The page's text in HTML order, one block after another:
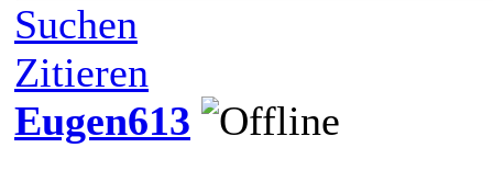
Suchen
Zitieren
Eugen613